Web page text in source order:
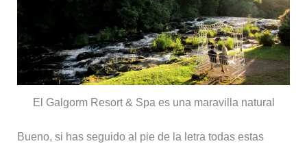
El Galgorm Resort & Spa es una maravilla natural
Bueno, si has seguido al pie de la letra todas estas